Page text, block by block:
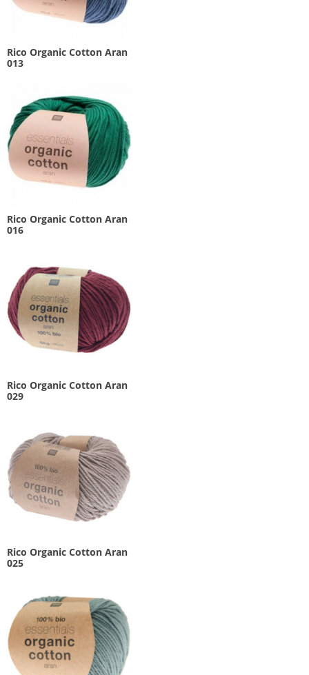
Rico Organic Cotton Aran
013
Rico Organic Cotton Aran
016
Rico Organic Cotton Aran
029
Rico Organic Cotton Aran
025